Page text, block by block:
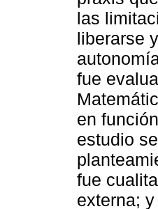
las
liberarse
fue
en
estudio
fue
externa;